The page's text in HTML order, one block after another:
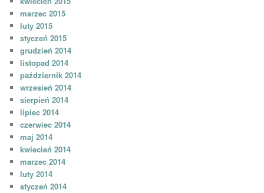
marzec 2015
luty 2015
styczeń 2015
grudzień 2014
listopad 2014
październik 2014
wrzesień 2014
sierpień 2014
lipiec 2014
czerwiec 2014
maj 2014
kwiecień 2014
marzec 2014
luty 2014
styczeń 2014